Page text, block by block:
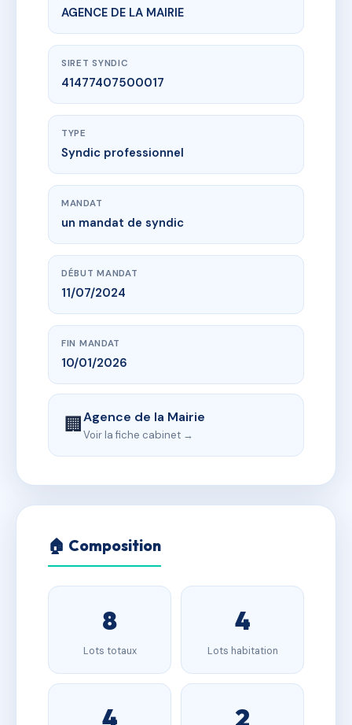
AGENCE DE LA MAIRIE
SIRET SYNDIC
41477407500017
TYPE
Syndic professionnel
MANDAT
un mandat de syndic
DÉBUT MANDAT
11/07/2024
FIN MANDAT
10/01/2026
🏢Agence de la Mairie
Voir la fiche cabinet →
🏠 Composition
8
Lots totaux
4
Lots habitation
4 2